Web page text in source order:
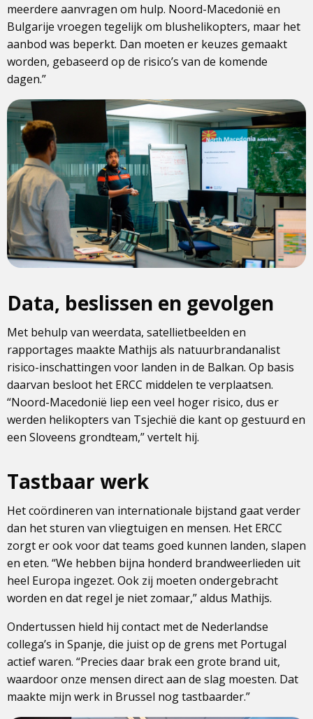
meerdere aanvragen om hulp. Noord-Macedonië en
Bulgarije vroegen tegelijk om blushelikopters, maar het
aanbod was beperkt. Dan moeten er keuzes gemaakt
worden, gebaseerd op de risico’s van de komende
dagen.”
Data, beslissen en gevolgen
Met behulp van weerdata, satellietbeelden en
rapportages maakte Mathijs als natuurbrandanalist
risico-inschattingen voor landen in de Balkan. Op basis
daarvan besloot het ERCC middelen te verplaatsen.
“Noord-Macedonië liep een veel hoger risico, dus er
werden helikopters van Tsjechië die kant op gestuurd en
een Sloveens grondteam,” vertelt hij.
Tastbaar werk
Het coördineren van internationale bijstand gaat verder
dan het sturen van vliegtuigen en mensen. Het ERCC
zorgt er ook voor dat teams goed kunnen landen, slapen
en eten. “We hebben bijna honderd brandweerlieden uit
heel Europa ingezet. Ook zij moeten ondergebracht
worden en dat regel je niet zomaar,” aldus Mathijs.
Ondertussen hield hij contact met de Nederlandse
collega’s in Spanje, die juist op de grens met Portugal
actief waren. “Precies daar brak een grote brand uit,
waardoor onze mensen direct aan de slag moesten. Dat
maakte mijn werk in Brussel nog tastbaarder.”